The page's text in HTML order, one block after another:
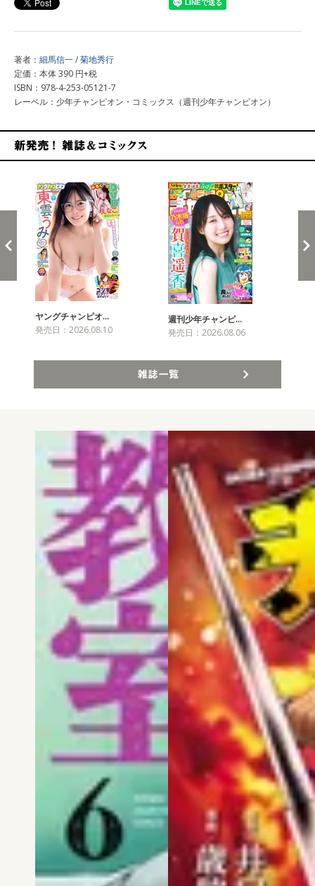
著者： 細馬信一/菊地秀行
定価：本体 390 円+税
ISBN：978-4-253-05121-7
レーベル：少年チャンピオン・コミックス（週刊少年チャンピオン）
ヤングチャンピオ…
発売日：2026.08.10
週刊少年チャンピ…
発売日：2026.08.06